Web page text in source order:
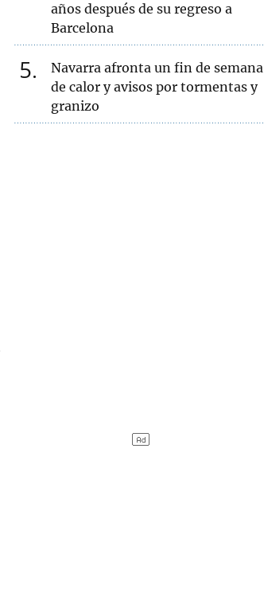
años después de su regreso a
Barcelona
5
Navarra afronta un fin de semana
de calor y avisos por tormentas y
granizo